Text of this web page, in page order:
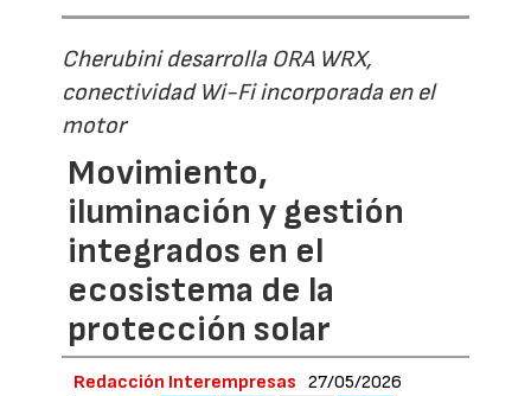
Cherubini desarrolla ORA WRX,
conectividad Wi-Fi incorporada en el
motor
Movimiento,
iluminación y gestión
integrados en el
ecosistema de la
protección solar
Redacción Interempresas 27/05/2026